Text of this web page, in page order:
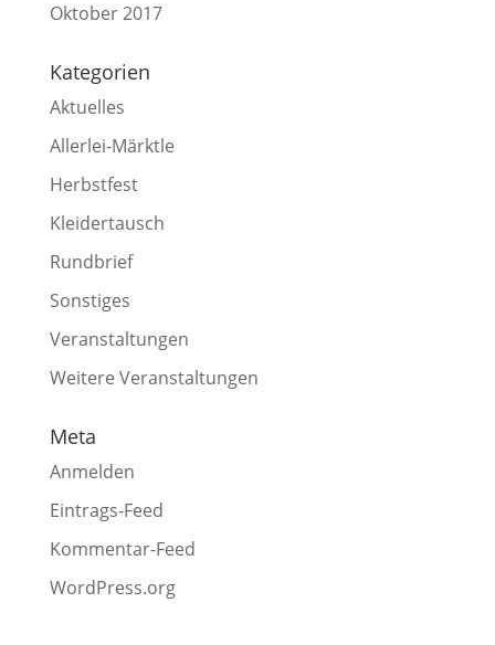
Oktober 2017
Kategorien
Aktuelles
Allerlei-Märktle
Herbstfest
Kleidertausch
Rundbrief
Sonstiges
Veranstaltungen
Weitere Veranstaltungen
Meta
Anmelden
Eintrags-Feed
Kommentar-Feed
WordPress.org